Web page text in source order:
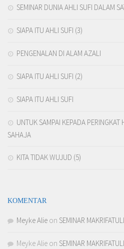
SEMINAR DUNIA AHLI SUFI DALAM
SIAPA ITU AHLI SUFI (3)
PENGENALAN DI ALAM AZALI
SIAPA ITU AHLI SUFI (2)
SIAPA ITU AHLI SUFI
UNTUK SAMPAI KEPADA
SAHAJA
KITA TIDAK WUJUD (5)
KOMENTAR
Meyke Alie on SEMINAR
Meyke Alie on SEMINAR